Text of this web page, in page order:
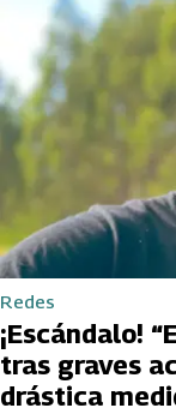
Redes
¡Escándalo!
tras graves
drástica